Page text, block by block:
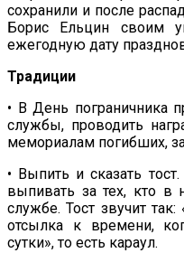
сохранили и после
Борис Ельцин своим
ежегодную дату
Традиции
• В День пограничника
службы, проводить
мемориалам погибших,
• Выпить и сказать
выпивать за тех, кто в
службе. Тост звучит
отсылка к времени,
сутки», то есть караул.